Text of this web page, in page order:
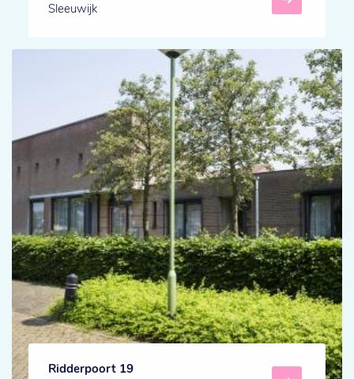
Sleeuwijk
Ridderpoort 19